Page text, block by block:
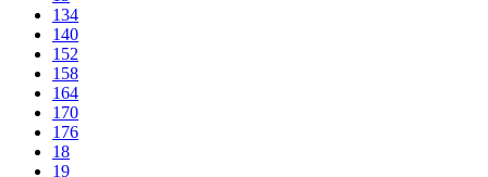
134
140
152
158
164
170
176
18
19